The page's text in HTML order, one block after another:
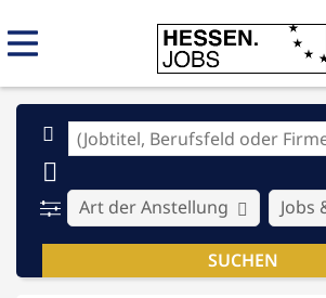
Art der Anstellung Jobs